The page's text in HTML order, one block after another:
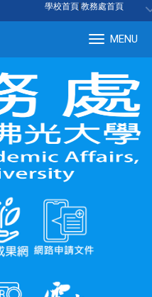
學校首頁 教務處首頁
MENU